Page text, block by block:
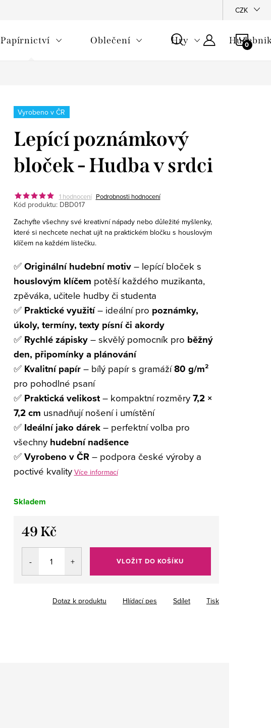
CZK
Papírnictví Oblečení Hry
Vyrobeno v ČR
Lepící poznámkový
bloček - Hudba v srdci
1 hodnocení Podrobnosti hodnocení
Kód produktu: DBD017
Zachyťte všechny své kreativní nápady nebo důležité myšlenky,
které si nechcete nechat ujít na praktickém bločku s houslovým
klíčem na každém lístečku.
✅Originální hudební motiv– lepící bloček s
houslovým klíčem potěší každého muzikanta,
zpěváka, učitele hudby či studenta
✅ Praktické využití– ideální pro poznámky,
úkoly, termíny, texty písní či akordy
✅ Rychlé zápisky– skvělý pomocník pro běžný
den, připomínky a plánování
✅ Kvalitní papír– bílý papír s gramáží80 g/m²
pro pohodlné psaní
✅ Praktická velikost– kompaktní rozměry7,2 ×
7,2 cm usnadňují nošení i umístění
✅ Ideální jako dárek– perfektní volba pro
všechny hudební nadšence
✅Vyrobeno v ČR– podpora české výroby a
poctivé kvality Více informací
Skladem
49 Kč
Měrná
VLOŽIT DO KOŠÍKU
Tisk
Dotaz k produktu Hlídací pes Sdílet